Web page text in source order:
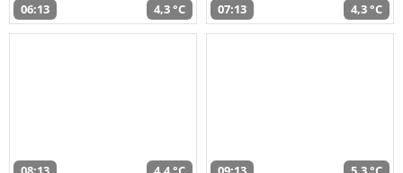
06:13 4,3 °C 07:13 4,3 °C